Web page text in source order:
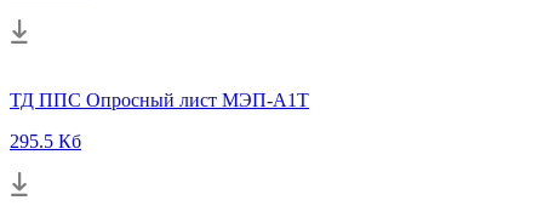
ТД ППС Опросный лист МЭП-А1Т
295.5 Кб